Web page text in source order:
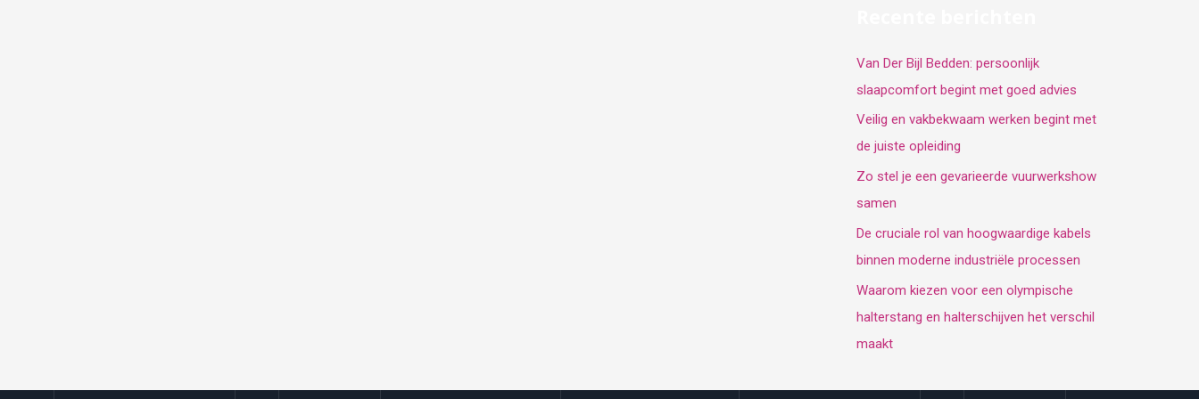
Van Der Bijl Bedden: persoonlijk
slaapcomfort begint met goed advies
Veilig en vakbekwaam werken begint met
de juiste opleiding
Zo stel je een gevarieerde vuurwerkshow
samen
De cruciale rol van hoogwaardige kabels
binnen moderne industriële processen
Waarom kiezen voor een olympische
halterstang en halterschijven het verschil
maakt